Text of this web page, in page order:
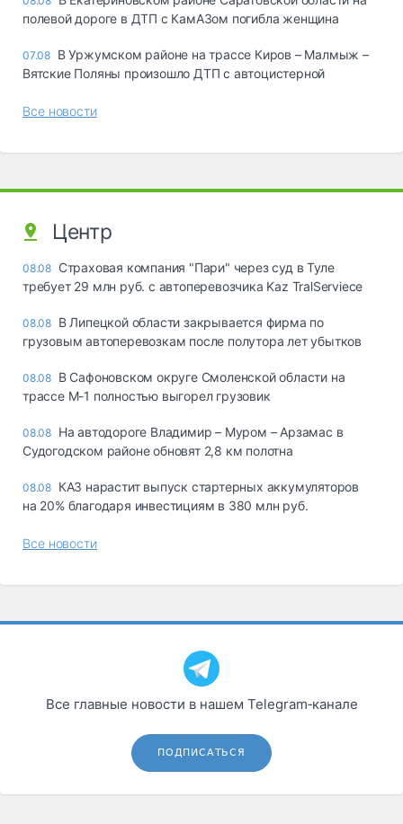
полевой дороге в ДТП с КамАЗом погибла женщина
07.08 В Уржумском районе на трассе Киров – Малмыж –
Вятские Поляны произошло ДТП с автоцистерной
Все новости
Центр
08.08 Страховая компания "Пари" через суд в Туле
требует 29 млн руб. с автоперевозчика Kaz TralServiece
08.08 В Липецкой области закрывается фирма по
грузовым автоперевозкам после полутора лет убытков
08.08 В Сафоновском округе Смоленской области на
трассе М-1 полностью выгорел грузовик
08.08 На автодороге Владимир – Муром – Арзамас в
Судогодском районе обновят 2,8 км полотна
08.08 КАЗ нарастит выпуск стартерных аккумуляторов
на 20% благодаря инвестициям в 380 млн руб.
Все новости
Все главные новости в нашем Telegram‑канале
ПОДПИСАТЬСЯ